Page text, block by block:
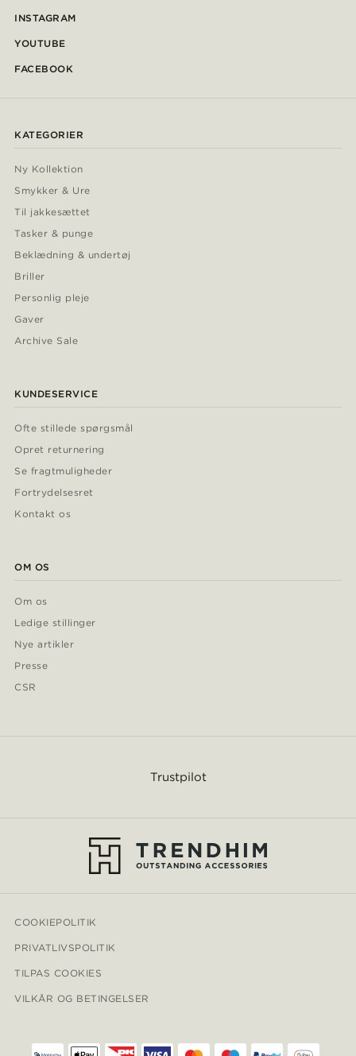
INSTAGRAM
YOUTUBE
FACEBOOK
KATEGORIER
Ny Kollektion
Smykker & Ure
Til jakkesættet
Tasker & punge
Beklædning & undertøj
Briller
Personlig pleje
Gaver
Archive Sale
KUNDESERVICE
Ofte stillede spørgsmål
Opret returnering
Se fragtmuligheder
Fortrydelsesret
Kontakt os
OM OS
Om os
Ledige stillinger
Nye artikler
Presse
CSR
Trustpilot
COOKIEPOLITIK
PRIVATLIVSPOLITIK
TILPAS COOKIES
VILKÅR OG BETINGELSER